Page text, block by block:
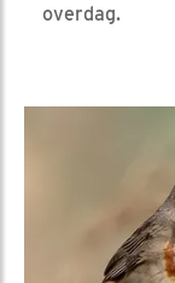
overdag.